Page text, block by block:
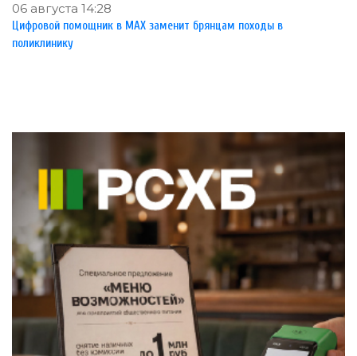
06 августа 14:28
Цифровой помощник в MAX заменит брянцам походы в
поликлинику